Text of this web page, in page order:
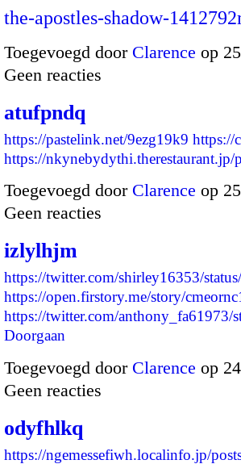
the-apostles-shadow-
Toegevoegd door Clarence op
Geen reacties
atufpndq
https://pastelink.net/9ezg19k9 https://
https://
Toegevoegd door Clarence op
Geen reacties
izlylhjm
https://twitter.com/shirley16353/
https://open.firstory.me/story/
https://twitter.com/
Doorgaan
Toegevoegd door Clarence op
Geen reacties
odyfhlkq
https://ngemessefiwh.localinfo.jp/